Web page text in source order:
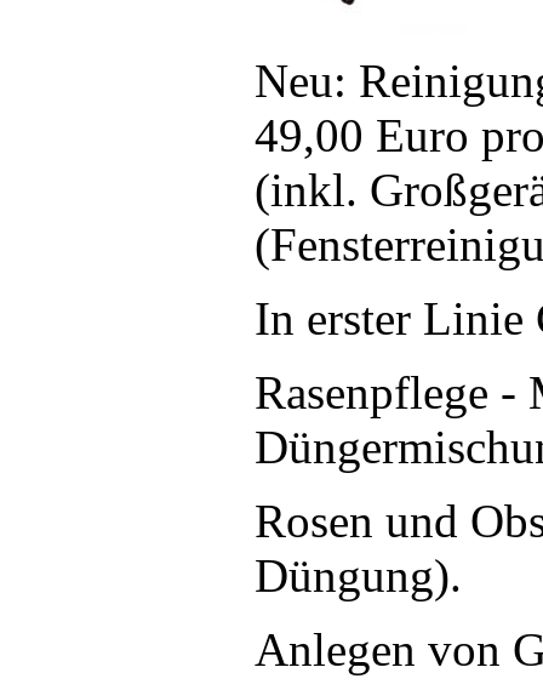
Neu:
49,00 Euro
(inkl.
In erster Linie
Rasenpflege -
Rosen und
Düngung).
Anlegen von